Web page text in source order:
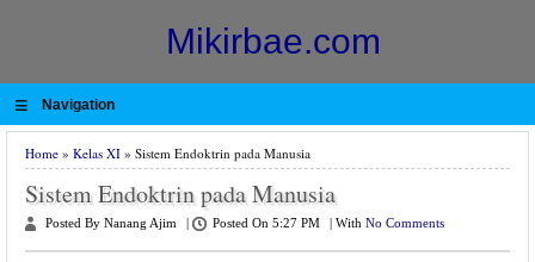
Mikirbae.com
≡ Navigation
Home » Kelas XI » Sistem Endoktrin pada Manusia
Sistem Endoktrin pada Manusia
Posted By Nanang Ajim Posted On 5:27 PM With No Comments